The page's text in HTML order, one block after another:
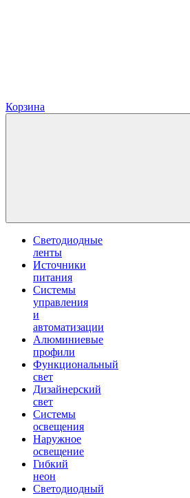
Корзина
Светодиодные
ленты
Источники
питания
Системы
управления
и
автоматизации
Алюминиевые
профили
Функциональный
свет
Дизайнерский
свет
Системы
освещения
Наружное
освещение
Гибкий
неон
Светодиодный